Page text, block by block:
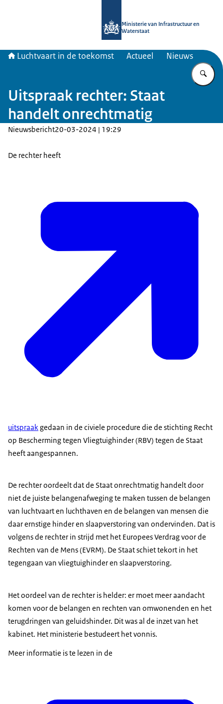
Ministerie van Infrastructuur en
Waterstaat
Luchtvaart in de toekomst Actueel Nieuws
Uitspraak rechter: Staat
handelt onrechtmatig
Nieuwsbericht20-03-2024 | 19:29
De rechter heeft
uitspraakgedaan in de civiele procedure die de stichting Recht
op Bescherming tegen Vliegtuighinder (RBV) tegen de Staat
heeft aangespannen.
De rechter oordeelt dat de Staat onrechtmatig handelt door
niet de juiste belangenafweging te maken tussen de belangen
van luchtvaart en luchthaven en de belangen van mensen die
daar ernstige hinder en slaapverstoring van ondervinden. Dat is
volgens de rechter in strijd met het Europees Verdrag voor de
Rechten van de Mens (EVRM). De Staat schiet tekort in het
tegengaan van vliegtuighinder en slaapverstoring.
Het oordeel van de rechter is helder: er moet meer aandacht
komen voor de belangen en rechten van omwonenden en het
terugdringen van geluidshinder. Dit was al de inzet van het
kabinet. Het ministerie bestudeert het vonnis.
Meer informatie is te lezen in de